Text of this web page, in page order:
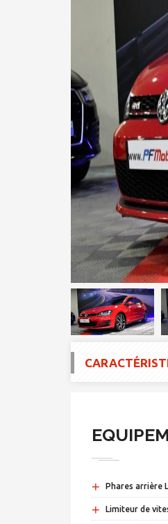
+ Phares arrière
+ Limiteur de